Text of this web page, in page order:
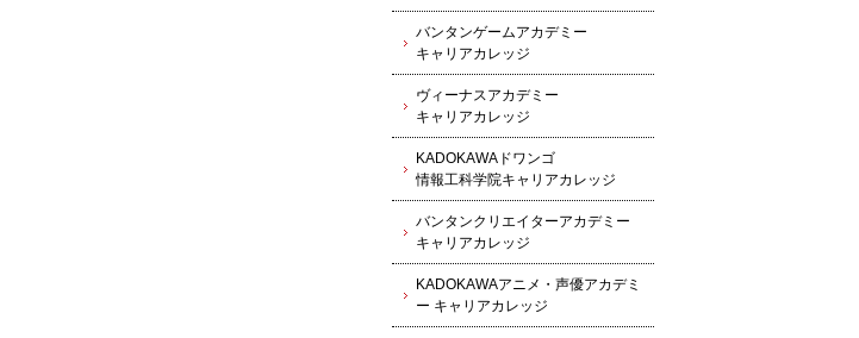
バンタンゲームアカデミー
キャリアカレッジ
ヴィーナスアカデミー
キャリアカレッジ
KADOKAWAドワンゴ
情報工科学院キャリアカレッジ
バンタンクリエイターアカデミー
キャリアカレッジ
KADOKAWAアニメ・声優アカデミ
ー キャリアカレッジ